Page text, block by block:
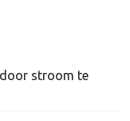
stroom te